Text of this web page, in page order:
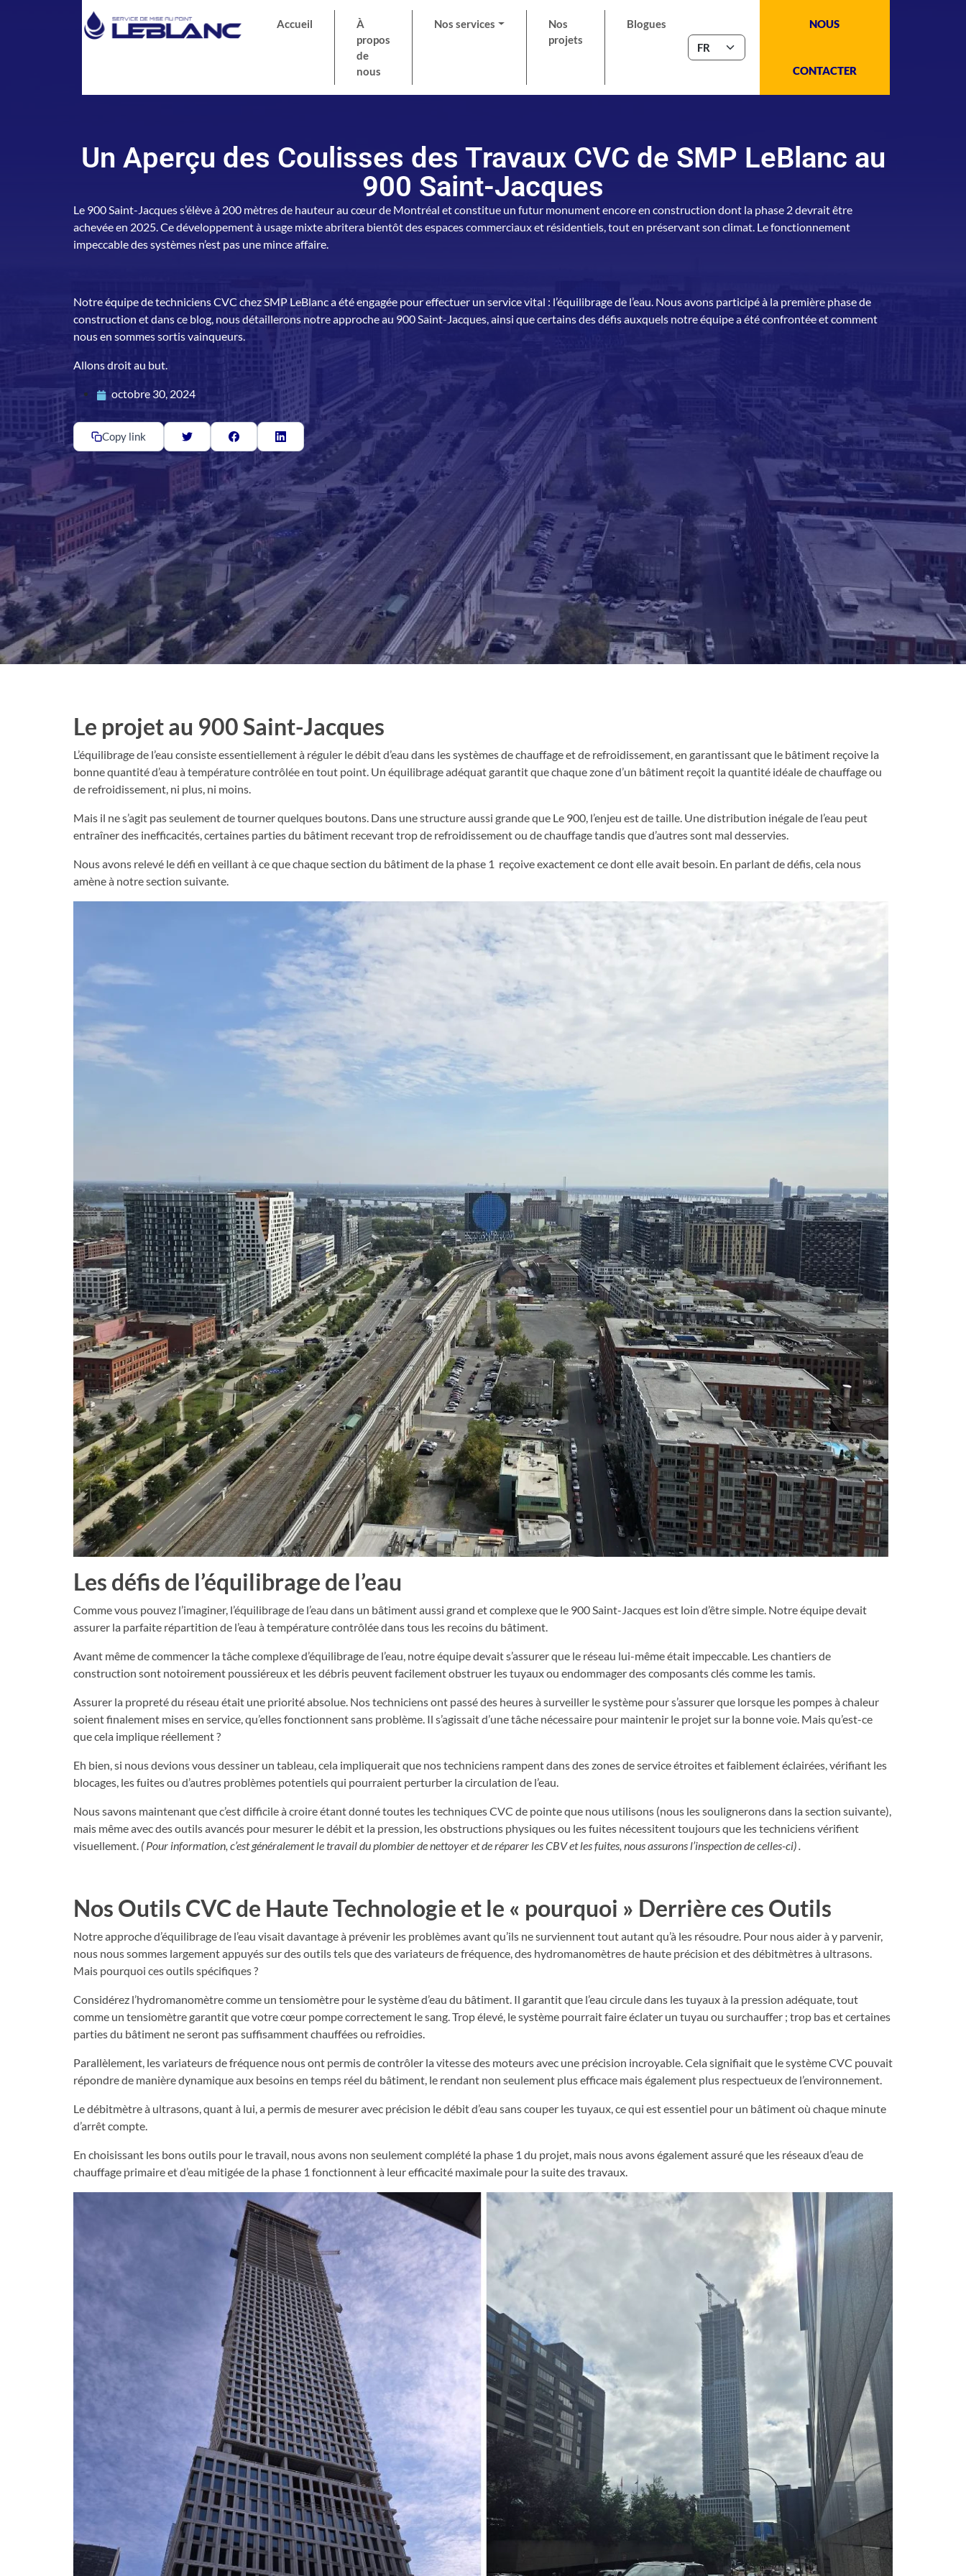
Accueil
À
propos
de
nous
Nos services
Nos
projets
Blogues NOUS
CONTACTER
Un Aperçu des Coulisses des Travaux CVC de SMP LeBlanc au
900 Saint-Jacques
Le 900 Saint-Jacques s’élève à 200 mètres de hauteur au cœur de Montréal et constitue un futur monument encore en construction dont la phase 2 devrait être
achevée en 2025. Ce développement à usage mixte abritera bientôt des espaces commerciaux et résidentiels, tout en préservant son climat. Le fonctionnement
impeccable des systèmes n’est pas une mince affaire.
Notre équipe de techniciens CVC chez SMP LeBlanc a été engagée pour effectuer un service vital : l’équilibrage de l’eau. Nous avons participé à la première phase de
construction et dans ce blog, nous détaillerons notre approche au 900 Saint-Jacques, ainsi que certains des défis auxquels notre équipe a été confrontée et comment
nous en sommes sortis vainqueurs.
Allons droit au but.
octobre 30, 2024
Copy link
Le projet au 900 Saint-Jacques
L’équilibrage de l’eau consiste essentiellement à réguler le débit d’eau dans les systèmes de chauffage et de refroidissement, en garantissant que le bâtiment reçoive la
bonne quantité d’eau à température contrôlée en tout point. Un équilibrage adéquat garantit que chaque zone d’un bâtiment reçoit la quantité idéale de chauffage ou
de refroidissement, ni plus, ni moins.
Mais il ne s’agit pas seulement de tourner quelques boutons. Dans une structure aussi grande que Le 900, l’enjeu est de taille. Une distribution inégale de l’eau peut
entraîner des inefficacités, certaines parties du bâtiment recevant trop de refroidissement ou de chauffage tandis que d’autres sont mal desservies.
Nous avons relevé le défi en veillant à ce que chaque section du bâtiment de la phase 1 reçoive exactement ce dont elle avait besoin. En parlant de défis, cela nous
amène à notre section suivante.
Les défis de l’équilibrage de l’eau
Comme vous pouvez l’imaginer, l’équilibrage de l’eau dans un bâtiment aussi grand et complexe que le 900 Saint-Jacques est loin d’être simple. Notre équipe devait
assurer la parfaite répartition de l’eau à température contrôlée dans tous les recoins du bâtiment.
Avant même de commencer la tâche complexe d’équilibrage de l’eau, notre équipe devait s’assurer que le réseau lui-même était impeccable. Les chantiers de
construction sont notoirement poussiéreux et les débris peuvent facilement obstruer les tuyaux ou endommager des composants clés comme les tamis.
Assurer la propreté du réseau était une priorité absolue. Nos techniciens ont passé des heures à surveiller le système pour s’assurer que lorsque les pompes à chaleur
soient finalement mises en service, qu’elles fonctionnent sans problème. Il s’agissait d’une tâche nécessaire pour maintenir le projet sur la bonne voie. Mais qu’est-ce
que cela implique réellement ?
Eh bien, si nous devions vous dessiner un tableau, cela impliquerait que nos techniciens rampent dans des zones de service étroites et faiblement éclairées, vérifiant les
blocages, les fuites ou d’autres problèmes potentiels qui pourraient perturber la circulation de l’eau.
Nous savons maintenant que c’est difficile à croire étant donné toutes les techniques CVC de pointe que nous utilisons (nous les soulignerons dans la section suivante),
mais même avec des outils avancés pour mesurer le débit et la pression, les obstructions physiques ou les fuites nécessitent toujours que les techniciens vérifient
visuellement. ( Pour information, c’est généralement le travail du plombier de nettoyer et de réparer les CBV et les fuites, nous assurons l’inspection de celles-ci) .
Nos Outils CVC de Haute Technologie et le « pourquoi » Derrière ces Outils
Notre approche d’équilibrage de l’eau visait davantage à prévenir les problèmes avant qu’ils ne surviennent tout autant qu’à les résoudre. Pour nous aider à y parvenir,
nous nous sommes largement appuyés sur des outils tels que des variateurs de fréquence, des hydromanomètres de haute précision et des débitmètres à ultrasons.
Mais pourquoi ces outils spécifiques ?
Considérez l’hydromanomètre comme un tensiomètre pour le système d’eau du bâtiment. Il garantit que l’eau circule dans les tuyaux à la pression adéquate, tout
comme un tensiomètre garantit que votre cœur pompe correctement le sang. Trop élevé, le système pourrait faire éclater un tuyau ou surchauffer ; trop bas et certaines
parties du bâtiment ne seront pas suffisamment chauffées ou refroidies.
Parallèlement, les variateurs de fréquence nous ont permis de contrôler la vitesse des moteurs avec une précision incroyable. Cela signifiait que le système CVC pouvait
répondre de manière dynamique aux besoins en temps réel du bâtiment, le rendant non seulement plus efficace mais également plus respectueux de l’environnement.
Le débitmètre à ultrasons, quant à lui, a permis de mesurer avec précision le débit d’eau sans couper les tuyaux, ce qui est essentiel pour un bâtiment où chaque minute
d’arrêt compte.
En choisissant les bons outils pour le travail, nous avons non seulement complété la phase 1 du projet, mais nous avons également assuré que les réseaux d’eau de
chauffage primaire et d’eau mitigée de la phase 1 fonctionnent à leur efficacité maximale pour la suite des travaux.